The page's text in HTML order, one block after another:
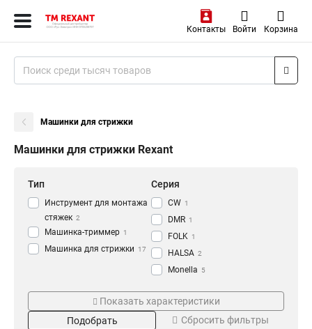
Контакты Войти Корзина
Машинки для стрижки
Машинки для стрижки Rexant
Тип
Инструмент для монтажа
стяжек 2
Машинка-триммер 1
Машинка для стрижки 17
Серия
CW 1
DMR 1
FOLK 1
HALSA 2
Monella 5
Зеленый 1
Белый 2
Показать характеристики
Подобрать
Сбросить фильтры